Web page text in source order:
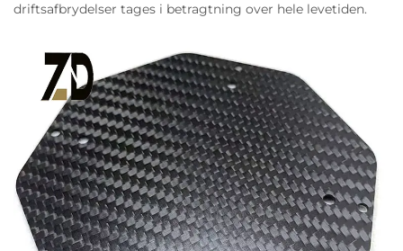
driftsafbrydelser tages i betragtning over hele levetiden.